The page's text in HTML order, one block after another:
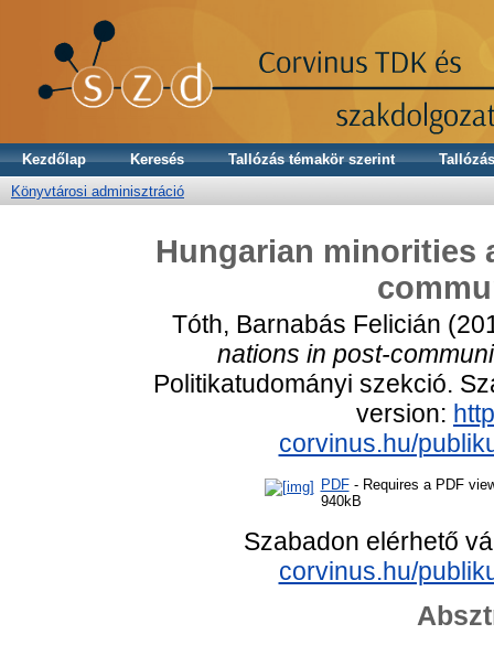
Kezdőlap Keresés Tallózás témakör szerint
Könyvtárosi adminisztráció
Hungarian minorities
Tóth, Barnabás Felicián
nations in post-
Politikatudományi szekció.
version:
corvinus.hu/
PDF- Requires a PDF
940kB
Szabadon elérhető
corvinus.hu/